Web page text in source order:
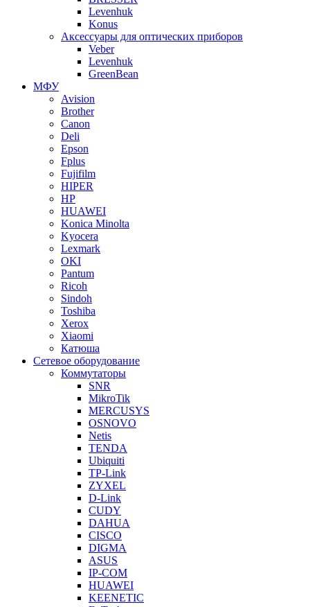
Levenhuk
Konus
Аксессуары для оптических приборов
Veber
Levenhuk
GreenBean
МФУ
Avision
Brother
Canon
Deli
Epson
Fplus
Fujifilm
HIPER
HP
HUAWEI
Konica Minolta
Kyocera
Lexmark
OKI
Pantum
Ricoh
Sindoh
Toshiba
Xerox
Xiaomi
Катюша
Сетевое оборудование
Коммутаторы
SNR
MikroTik
MERCUSYS
OSNOVO
Netis
TENDA
Ubiquiti
TP-Link
ZYXEL
D-Link
CUDY
DAHUA
CISCO
DIGMA
ASUS
IP-COM
HUAWEI
KEENETIC